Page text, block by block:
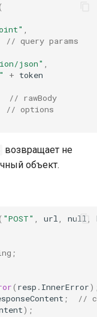
// query params
json"
+ token
// rawBody
// options
возвращает не
объект.
"POST" url null
( resp . InnerError
;
//
);